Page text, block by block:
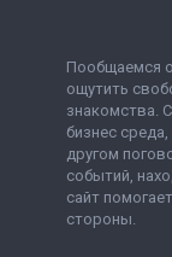
Пообщаемся
ощутить
знакомства.
бизнес
другом
событий,
сайт
стороны.